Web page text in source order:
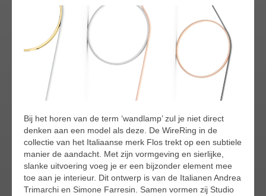
Bij het horen van de term ‘wandlamp’ zul je niet direct
denken aan een model als deze. De WireRing in de
collectie van het Italiaanse merk Flos trekt op een subtiele
manier de aandacht. Met zijn vormgeving en sierlijke,
slanke uitvoering voeg je er een bijzonder element mee
toe aan je interieur. Dit ontwerp is van de Italianen Andrea
Trimarchi en Simone Farresin. Samen vormen zij Studio